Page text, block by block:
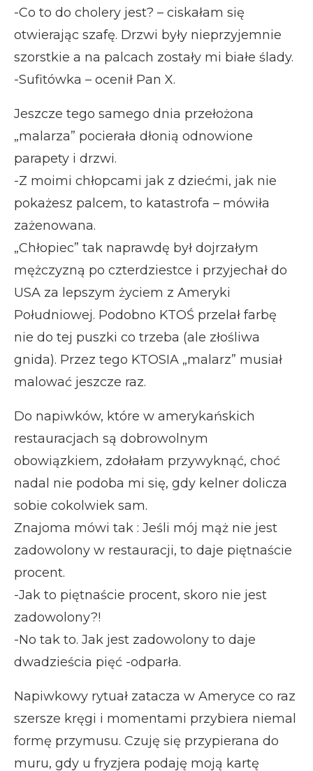
-Co to do cholery jest? – ciskałam się
otwierając szafę. Drzwi były nieprzyjemnie
szorstkie a na palcach zostały mi białe ślady.
-Sufitówka – ocenił Pan X.
Jeszcze tego samego dnia przełożona
„malarza” pocierała dłonią odnowione
parapety i drzwi.
-Z moimi chłopcami jak z dziećmi, jak nie
pokażesz palcem, to katastrofa – mówiła
zażenowana.
„Chłopiec” tak naprawdę był dojrzałym
mężczyzną po czterdziestce i przyjechał do
USA za lepszym życiem z Ameryki
Południowej. Podobno KTOŚ przelał farbę
nie do tej puszki co trzeba (ale złośliwa
gnida). Przez tego KTOSIA „malarz” musiał
malować jeszcze raz.
Do napiwków, które w amerykańskich
restauracjach są dobrowolnym
obowiązkiem, zdołałam przywyknąć, choć
nadal nie podoba mi się, gdy kelner dolicza
sobie cokolwiek sam.
Znajoma mówi tak : Jeśli mój mąż nie jest
zadowolony w restauracji, to daje piętnaście
procent.
-Jak to piętnaście procent, skoro nie jest
zadowolony?!
-No tak to. Jak jest zadowolony to daje
dwadzieścia pięć -odparła.
Napiwkowy rytuał zatacza w Ameryce co raz
szersze kręgi i momentami przybiera niemal
formę przymusu. Czuję się przypierana do
muru, gdy u fryzjera podaję moją kartę